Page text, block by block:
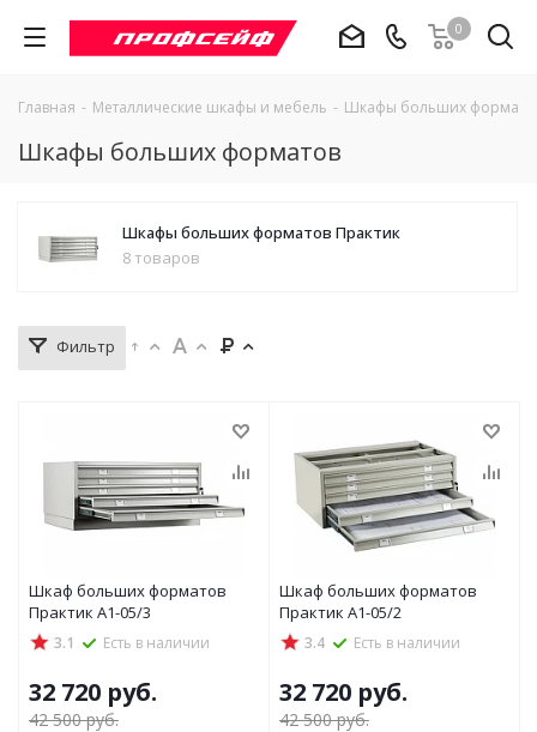
0
Главная - Металлические шкафы и мебель - Шкафы больших
Шкафы больших форматов
Шкафы больших форматов Практик
8 товаров
Фильтр
Шкаф больших форматов
Практик A1-05/3
3.1 Есть в наличии
32 720 руб.
42 500руб.
Шкаф больших форматов
Практик A1-05/2
3.4 Есть в наличии
32 720 руб.
42 500руб.